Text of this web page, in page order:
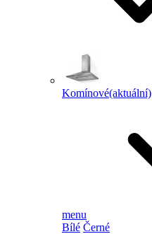
Komínové(aktuální)
menu
Bílé Černé